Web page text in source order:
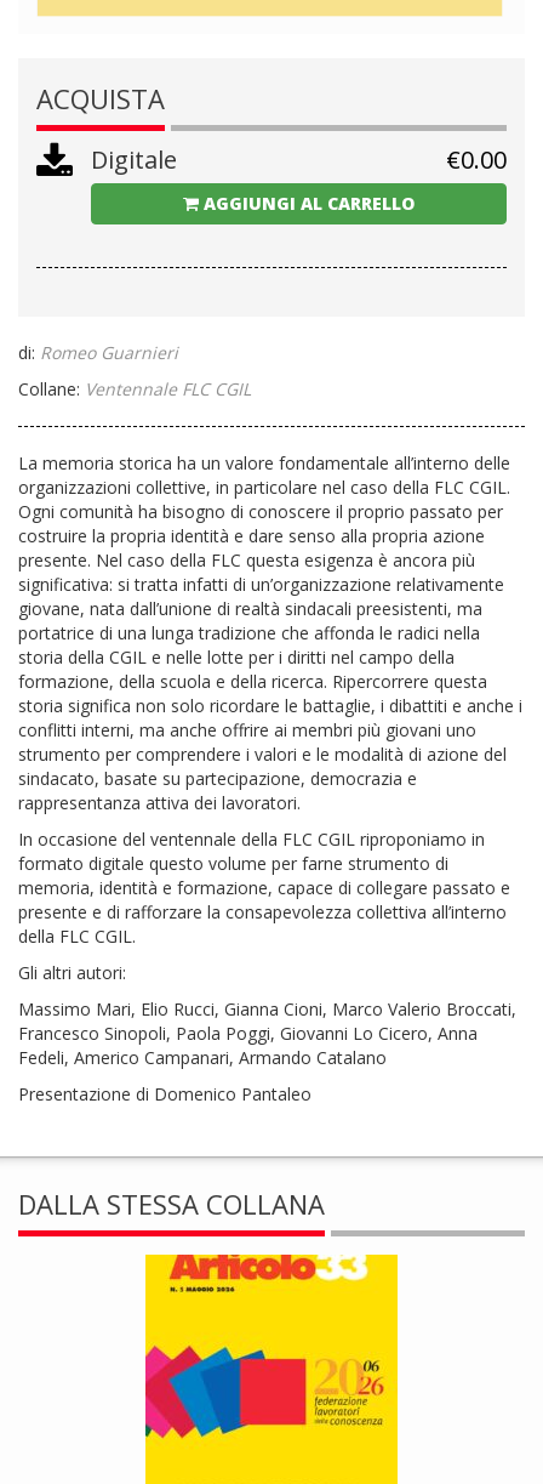
ACQUISTA
Digitale €0.00
AGGIUNGI AL CARRELLO
di: Romeo Guarnieri
Collane: Ventennale FLC CGIL
La memoria storica ha un valore fondamentale all’interno delle
organizzazioni collettive, in particolare nel caso della FLC CGIL.
Ogni comunità ha bisogno di conoscere il proprio passato per
costruire la propria identità e dare senso alla propria azione
presente. Nel caso della FLC questa esigenza è ancora più
significativa: si tratta infatti di un’organizzazione relativamente
giovane, nata dall’unione di realtà sindacali preesistenti, ma
portatrice di una lunga tradizione che affonda le radici nella
storia della CGIL e nelle lotte per i diritti nel campo della
formazione, della scuola e della ricerca. Ripercorrere questa
storia significa non solo ricordare le battaglie, i dibattiti e anche i
conflitti interni, ma anche offrire ai membri più giovani uno
strumento per comprendere i valori e le modalità di azione del
sindacato, basate su partecipazione, democrazia e
rappresentanza attiva dei lavoratori.
In occasione del ventennale della FLC CGIL riproponiamo in
formato digitale questo volume per farne strumento di
memoria, identità e formazione, capace di collegare passato e
presente e di rafforzare la consapevolezza collettiva all’interno
della FLC CGIL.
Gli altri autori:
Massimo Mari, Elio Rucci, Gianna Cioni, Marco Valerio Broccati,
Francesco Sinopoli, Paola Poggi, Giovanni Lo Cicero, Anna
Fedeli, Americo Campanari, Armando Catalano
Presentazione di Domenico Pantaleo
DALLA STESSA COLLANA